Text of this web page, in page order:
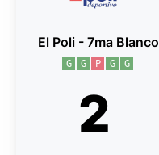
El Poli - 7ma Blanco
G G P G G
2